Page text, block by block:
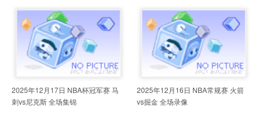
2025年12月17日 NBA杯冠军赛 马
刺vs尼克斯 全场集锦
2025年12月16日 NBA常规赛 火箭
vs掘金 全场录像